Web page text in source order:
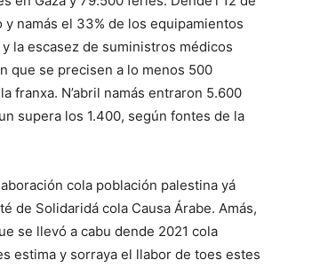
namás el 33% de los equipamientos
la escasez de suministros médicos
que se precisen a lo menos 500
franxa. N’abril namás entraron 5.600
supera los 1.400, según fontes de la
cola población palestina yá
de Solidaridá cola Causa Árabe. Amás,
se llevó a cabu dende 2021 cola
estima y sorraya el llabor de toes estes